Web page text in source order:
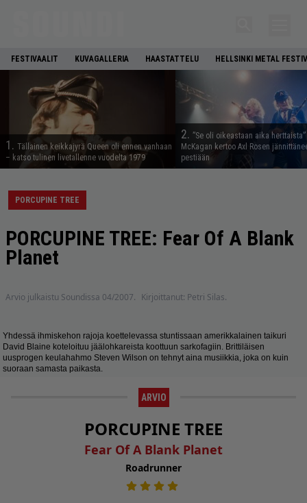
FESTIVAALIT KUVAGALLERIA HAASTATTELU HELLSINKI METAL
1. Tällainen keikkajyrä Queen oli ennen vanhaan
– katso tulinen livetallenne vuodelta 1979
2. ”Se oli oikeastaan aika
McKagan kertoo Axl Rosen
pestiään
PORCUPINE TREE
PORCUPINE TREE: Fear Of A Blank
Planet
Arvio julkaistu Soundissa 04/2007. Kirjoittanut: Petri Silas.
Yhdessä ihmiskehon rajoja koettelevassa stuntissaan amerikkalainen taikuri
David Blaine koteloituu jäälohkareista koottuun sarkofagiin. Brittiläisen
uusprogen keulahahmo Steven Wilson on tehnyt aina musiikkia, joka on kuin
suoraan samasta paikasta.
ARVIO
PORCUPINE TREE
Fear Of A Blank Planet
Roadrunner